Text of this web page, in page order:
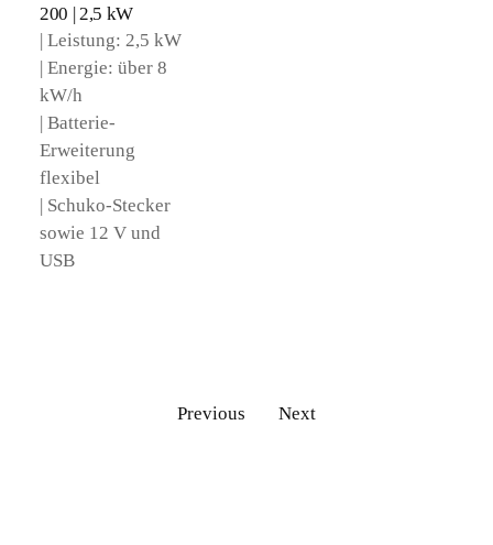
200 | 2,5 kW
| Leistung: 2,5 kW
| Energie: über 8
kW/h
| Batterie-
Erweiterung
flexibel
| Schuko-Stecker
sowie 12 V und
USB
Previous Next